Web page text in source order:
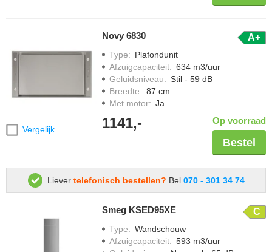
Vergelijk
Novy 6830 A+
Type: Plafondunit
Afzuigcapaciteit: 634 m3/uur
Geluidsniveau: Stil - 59 dB
Breedte: 87 cm
Met motor: Ja
1141,- Op voorraad
Bestel
Liever telefonisch bestellen? Bel 070 - 301 34 74
Smeg KSED95XE C
Type: Wandschouw
Afzuigcapaciteit: 593 m3/uur